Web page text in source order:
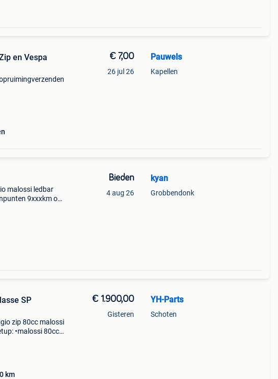
en Vespa
€ 7,00
26 jul 26
Pauwels
Kapellen
malossi ledbar
9xxxkm op
Bieden
4 aug 26
kyan
Grobbendonk
SP
zip 80cc malossi
•malossi 80cc
km
€ 1.900,00
Gisteren
YH-Parts
Schoten